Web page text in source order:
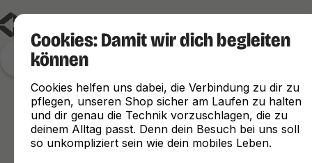
Cookies: Damit wir dich begleiten
können
Cookies helfen uns dabei, die Verbindung zu dir zu
pflegen, unseren Shop sicher am Laufen zu halten
und dir genau die Technik vorzuschlagen, die zu
deinem Alltag passt. Denn dein Besuch bei uns soll
so unkompliziert sein wie dein mobiles Leben.